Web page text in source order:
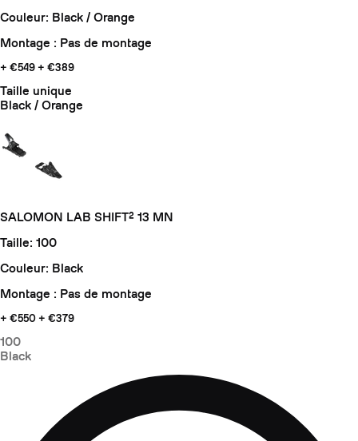
Couleur: Black / Orange
Montage : Pas de montage
+ €549 + €389
Taille unique
Black / Orange
SALOMON LAB SHIFT² 13 MN
Taille: 100
Couleur: Black
Montage : Pas de montage
+ €550 + €379
100
Black